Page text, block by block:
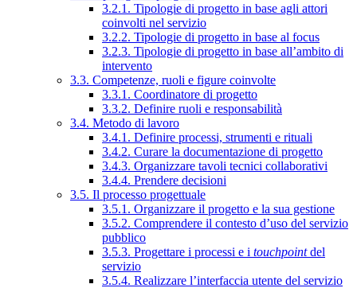
3.2.1. Tipologie di progetto in base agli attori
coinvolti nel servizio
3.2.2. Tipologie di progetto in base al focus
3.2.3. Tipologie di progetto in base all’ambito di
intervento
3.3. Competenze, ruoli e figure coinvolte
3.3.1. Coordinatore di progetto
3.3.2. Definire ruoli e responsabilità
3.4. Metodo di lavoro
3.4.1. Definire processi, strumenti e rituali
3.4.2. Curare la documentazione di progetto
3.4.3. Organizzare tavoli tecnici collaborativi
3.4.4. Prendere decisioni
3.5. Il processo progettuale
3.5.1. Organizzare il progetto e la sua gestione
3.5.2. Comprendere il contesto d’uso del servizio
pubblico
3.5.3. Progettare i processi e i touchpointdel
servizio
3.5.4. Realizzare l’interfaccia utente del servizio